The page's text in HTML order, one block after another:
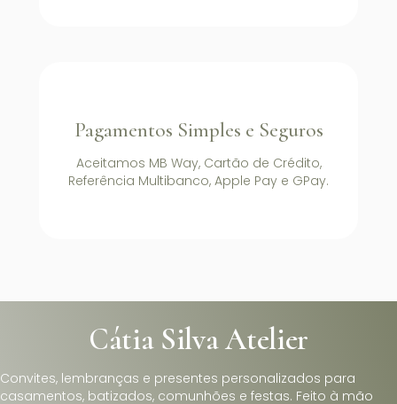
Pagamentos Simples e Seguros
Aceitamos MB Way, Cartão de Crédito,
Referência Multibanco, Apple Pay e GPay.
Cátia Silva Atelier
Convites, lembranças e presentes personalizados para
casamentos, batizados, comunhões e festas. Feito à mão